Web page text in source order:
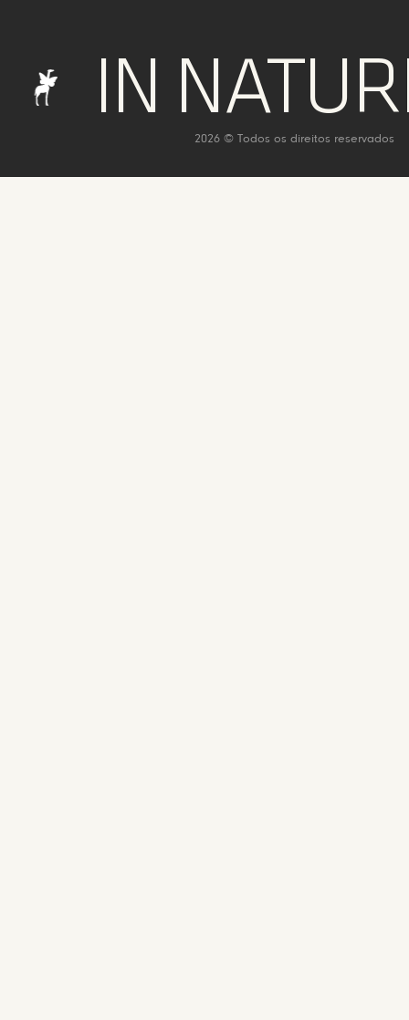
NATURE
2026 © Todos os direitos reservados